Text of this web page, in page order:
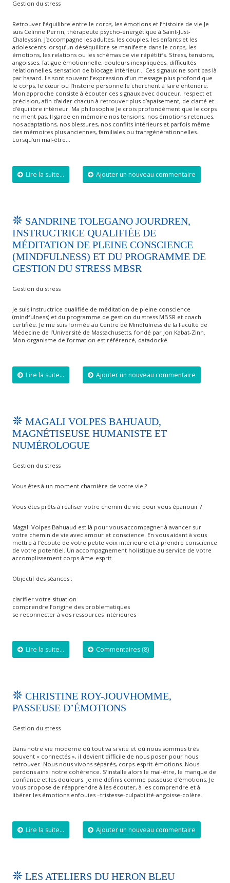
Gestion du stress
Retrouver l’équilibre entre le corps, les émotions et l’histoire de vie Je
suis Celinne Perrin, thérapeute psycho-énergétique à Saint-Just-
Chaleyssin. J’accompagne les adultes, les couples, les enfants et les
adolescents lorsqu’un déséquilibre se manifeste dans le corps, les
émotions, les relations ou les schémas de vie répétitifs. Stress, tensions,
angoisses, fatigue émotionnelle, douleurs inexpliquées, difficultés
relationnelles, sensation de blocage intérieur… Ces signaux ne sont pas là
par hasard. Ils sont souvent l’expression d’un message plus profond que
le corps, le cœur ou l’histoire personnelle cherchent à faire entendre.
Mon approche consiste à écouter ces signaux avec douceur, respect et
précision, afin d’aider chacun à retrouver plus d’apaisement, de clarté et
d’équilibre intérieur. Ma philosophie Je crois profondément que le corps
ne ment pas. Il garde en mémoire nos tensions, nos émotions retenues,
nos adaptations, nos blessures, nos conflits intérieurs et parfois même
des mémoires plus anciennes, familiales ou transgénérationnelles.
Lorsqu’un mal-être…
Lire la suite... Ajouter un nouveau commentaire
SANDRINE TOLEGANO JOURDREN,
INSTRUCTRICE QUALIFIÉE DE
MÉDITATION DE PLEINE CONSCIENCE
(MINDFULNESS) ET DU PROGRAMME DE
GESTION DU STRESS MBSR
Gestion du stress
Je suis instructrice qualifiée de méditation de pleine conscience
(mindfulness) et du programme de gestion du stress MBSR et coach
certifiée. Je me suis formée au Centre de Mindfulness de la Faculté de
Médecine de l’Université de Massachusetts, fondé par Jon Kabat-Zinn.
Mon organisme de formation est référencé, datadocké.
Lire la suite... Ajouter un nouveau commentaire
MAGALI VOLPES BAHUAUD,
MAGNÉTISEUSE HUMANISTE ET
NUMÉROLOGUE
Gestion du stress
Vous êtes à un moment charnière de votre vie ?
Vous êtes prêts à réaliser votre chemin de vie pour vous épanouir ?
Magali Volpes Bahuaud est là pour vous accompagner à avancer sur
votre chemin de vie avec amour et conscience. En vous aidant à vous
mettre à l’écoute de votre petite voix intérieure et à prendre conscience
de votre potentiel. Un accompagnement holistique au service de votre
accomplissement corps-âme-esprit.
Objectif des séances :
clarifier votre situation
comprendre l’origine des problematiques
se reconnecter à vos ressources intérieures
Lire la suite... Commentaires (8)
CHRISTINE ROY-JOUVHOMME,
PASSEUSE D’ÉMOTIONS
Gestion du stress
Dans notre vie moderne où tout va si vite et où nous sommes très
souvent « connectés », il devient difficile de nous poser pour nous
retrouver. Nous nous vivons séparés, corps-esprit-émotions. Nous
perdons ainsi notre cohérence. S’installe alors le mal-être, le manque de
confiance et les douleurs. Je me définis comme passeuse d’émotions. Je
vous propose de réapprendre à les écouter, à les comprendre et à
libérer les émotions enfouies –tristesse-culpabilité-angoisse-colère.
Lire la suite... Ajouter un nouveau commentaire
LES ATELIERS DU HERON BLEU